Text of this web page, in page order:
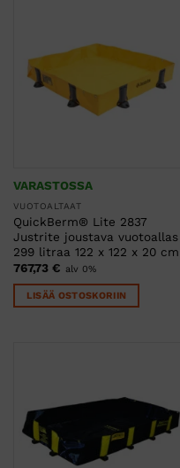
VARASTOSSA
VUOTOALTAAT
QuickBerm® Lite 2837
Justrite joustava vuotoallas
299 litraa 122 x 122 x 20 cm
767,73 € alv 0%
LISÄÄ OSTOSKORIIN